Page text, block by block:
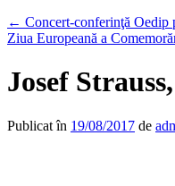
← Concert-conferinţă Oedip
Ziua Europeană a
Josef
Publicat în 19/08/2017 de